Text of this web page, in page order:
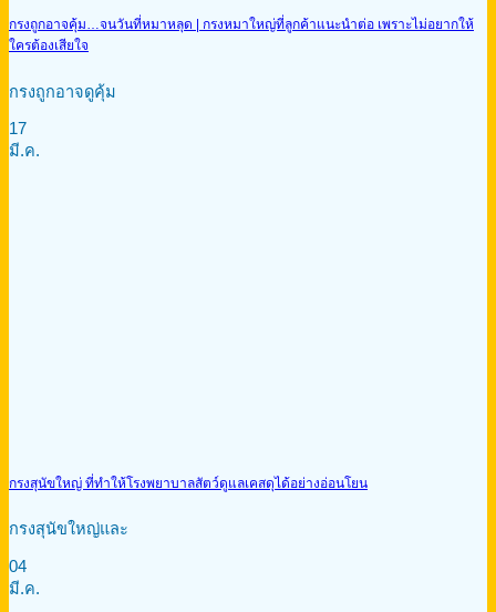
กรงถูกอาจคุ้ม…จนวันที่หมาหลุด | กรงหมาใหญ่ที่ลูกค้าแนะนำต่อ เพราะไม่อยากให้
ใครต้องเสียใจ
กรงถูกอาจดูคุ้ม
17
มี.ค.
กรงสุนัขใหญ่ ที่ทำให้โรงพยาบาลสัตว์ดูแลเคสดุได้อย่างอ่อนโยน
กรงสุนัขใหญ่และ
04
มี.ค.